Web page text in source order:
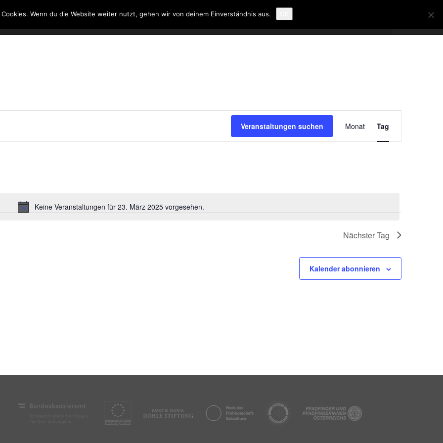
Kontakt Suche
Hinweis
Keine Veranstaltungen für 23. März 2025 vorgesehen.
Veranstaltungen suchen
Ansichten-
Monat Tag
Nächster Tag
Kalender abonnieren
Wenn du die Website weiter nutzt, gehen wir von deinem Einverständnis aus.